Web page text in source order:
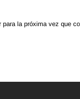
la próxima vez que